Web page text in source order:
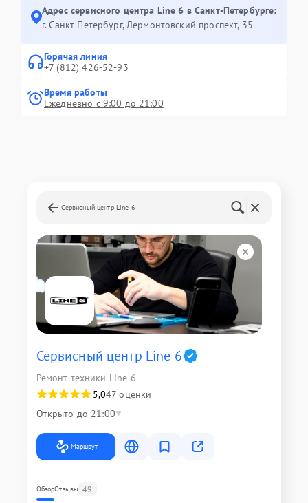
Адрес сервисного центра Line 6 в Санкт-Петербурге:
г. Санкт-Петербург, Лермонтовский проспект, 35
Горячая линия
+7 (812) 426-52-93
Время работы
Ежедневно с 9:00 до 21:00
Сервисный центр Line 6
Сервисный центр Line 6
Ремонт техники Line 6
5,047 оценки
Открыто до 21:00
Маршрут
ОбзорОтзывы 49